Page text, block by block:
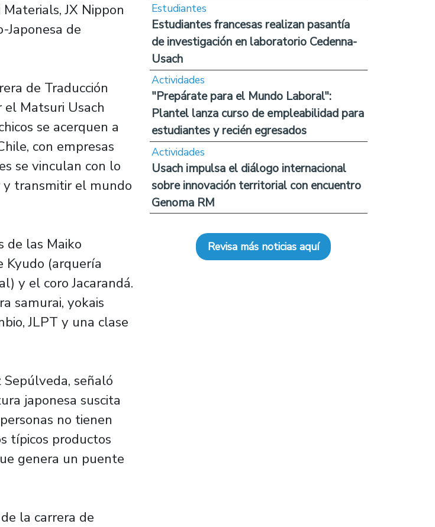
JX Nippon
Japonesa de
de Traducción
el Matsuri Usach
se acerquen a
con empresas
se vinculan con lo
y transmitir el mundo
de las Maiko
Kyudo (arquería
y el coro Jacarandá.
samurai, yokais
JLPT y una clase
señaló
japonesa suscita
no tienen
típicos productos
genera un puente
la carrera de
Estudiantes
Estudiantes francesas realizan pasantía
de investigación en laboratorio Cedenna-
Usach
Actividades
"Prepárate para el Mundo Laboral":
Plantel lanza curso de empleabilidad para
estudiantes y recién egresados
Actividades
Usach impulsa el diálogo internacional
sobre innovación territorial con encuentro
Genoma RM
Revisa más noticias aquí